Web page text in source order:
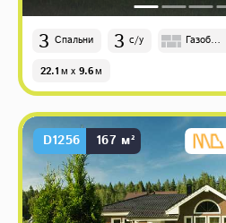
3 Спальни 3 с/у
Газобет
22.1м x 9.6м
D1256 167 м²